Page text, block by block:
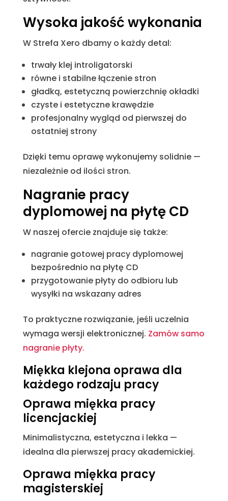
Wysoka jakość wykonania
W Strefa Xero dbamy o każdy detal:
trwały klej introligatorski
równe i stabilne łączenie stron
gładką, estetyczną powierzchnię okładki
czyste i estetyczne krawędzie
profesjonalny wygląd od pierwszej do
ostatniej strony
Dzięki temu oprawę wykonujemy solidnie —
niezależnie od ilości stron.
Nagranie pracy
dyplomowej na płytę CD
W naszej ofercie znajduje się także:
nagranie gotowej pracy dyplomowej
bezpośrednio na płytę CD
przygotowanie płyty do odbioru lub
wysyłki na wskazany adres
To praktyczne rozwiązanie, jeśli uczelnia
wymaga wersji elektronicznej. Zamów samo
nagranie płyty.
Miękka klejona oprawa dla
każdego rodzaju pracy
Oprawa miękka pracy
licencjackiej
Minimalistyczna, estetyczna i lekka —
idealna dla pierwszej pracy akademickiej.
Oprawa miękka pracy
magisterskiej